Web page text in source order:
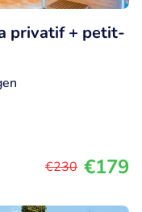
privatif + petit-
€230 €179